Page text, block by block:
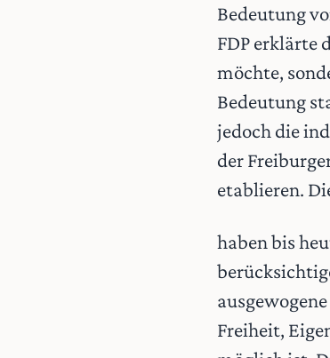
Bedeutung
FDP erklärte
möchte,
Bedeutung
jedoch die
der
etablieren.
haben bis
Freiheit,